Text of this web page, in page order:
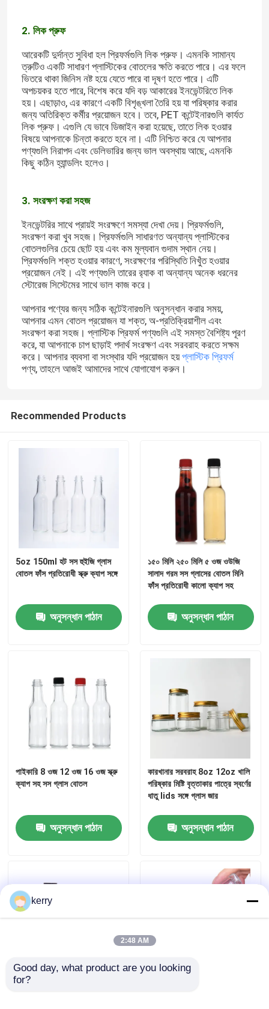
পণ্য
আমাদের সম্পর্কে
কারখানা ভ্রমণ
মান নিয়ন্ত্রণ
উদ্ধৃতির জন্য আবেদন
গ্লাসের জার
2. লিক প্রুফ
আরেকটি দুর্দান্ত সুবিধা হল প্রিফর্মগুলি লিক প্রুফ। এমনকি সামান্য
ত্রুটিও একটি সাধারণ প্লাস্টিকের বোতলের ক্ষতি করতে পারে। এর ফলে
ভিতরে থাকা জিনিস নষ্ট হয়ে যেতে পারে বা দূষণ হতে পারে। এটি
অপচয়কর হতে পারে, বিশেষ করে যদি বড় আকারের ইনভেন্টরিতে লিক
হয়। এছাড়াও, এর কারণে একটি বিশৃঙ্খলা তৈরি হয় যা পরিষ্কার করার
জন্য অতিরিক্ত কর্মীর প্রয়োজন হবে। তবে, PET কন্টেইনারগুলি কার্যত
লিক প্রুফ। এগুলি যে ভাবে ডিজাইন করা হয়েছে, তাতে লিক হওয়ার
বিষয়ে আপনাকে চিন্তা করতে হবে না। এটি নিশ্চিত করে যে আপনার
পণ্যগুলি নিরাপদ এবং ডেলিভারির জন্য ভাল অবস্থায় আছে, এমনকি
কিছু কঠিন হ্যান্ডলিং হলেও।
3. সংরক্ষণ করা সহজ
ইনভেন্টরির সাথে প্রায়ই সংরক্ষণে সমস্যা দেখা দেয়। প্রিফর্মগুলি,
সংরক্ষণ করা খুব সহজ। প্রিফর্মগুলি সাধারণত অন্যান্য প্লাস্টিকের
বোতলগুলির চেয়ে ছোট হয় এবং কম মূল্যবান গুদাম স্থান নেয়।
প্রিফর্মগুলি শক্ত হওয়ার কারণে, সংরক্ষণের পরিস্থিতি নিখুঁত হওয়ার
প্রয়োজন নেই। এই পণ্যগুলি তারের র‍্যাক বা অন্যান্য অনেক ধরনের
স্টোরেজ সিস্টেমের সাথে ভাল কাজ করে।
আপনার পণ্যের জন্য সঠিক কন্টেইনারগুলি অনুসন্ধান করার সময়,
আপনার এমন বোতল প্রয়োজন যা শক্ত, অ-প্রতিক্রিয়াশীল এবং
সংরক্ষণ করা সহজ। প্লাস্টিক প্রিফর্ম পণ্যগুলি এই সমস্ত বৈশিষ্ট্য পূরণ
করে, যা আপনাকে চাপ ছাড়াই পদার্থ সংরক্ষণ এবং সরবরাহ করতে সক্ষম
করে। আপনার ব্যবসা বা সংস্থার যদি প্রয়োজন হয় প্লাস্টিক প্রিফর্ম
পণ্য, তাহলে আজই আমাদের সাথে যোগাযোগ করুন।
Recommended Products
5oz 150ml হট সস হুইজি গ্লাস
বোতল ফাঁস প্রতিরোধী স্ক্রু ক্যাপ সঙ্গে
অনুসন্ধান পাঠান
১৫০ মিলি ২৫০ মিলি ৫ ওজ ওউজি
সালাদ গরম সস গ্লাসের বোতল মিনি
ফাঁস প্রতিরোধী কালো ক্যাপ সহ
অনুসন্ধান পাঠান
পাইকারি 8 ওজ 12 ওজ 16 ওজ স্ক্রু
ক্যাপ সহ সস গ্লাস বোতল
অনুসন্ধান পাঠান
কারখানার সরবরাহ 8oz 12oz খালি
পরিষ্কার মিষ্টি বৃত্তাকার পাত্রে স্বর্ণের
ধাতু lids সঙ্গে গ্লাস জার
অনুসন্ধান পাঠান
সিলিন্ডার স্বচ্ছ সুগন্ধি বোতল OEM
kerry
2:48 AM
Good day, what product are you looking
for?